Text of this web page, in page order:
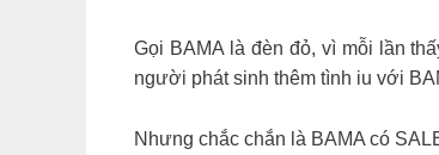
Gọi BAMA là đèn đỏ, vì mỗi lần
người phát sinh thêm tình iu với
Nhưng chắc chắn là BAMA có